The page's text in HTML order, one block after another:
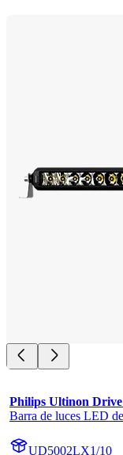
Philips Ultinon
Barra de luces LED
UD5002LX1/10